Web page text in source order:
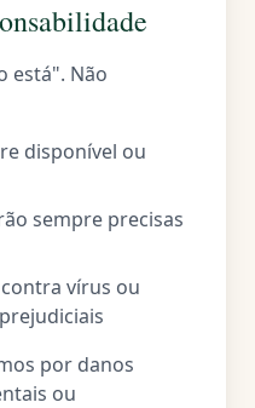
está". Não
disponível ou
sempre precisas
vírus ou
por danos
ou